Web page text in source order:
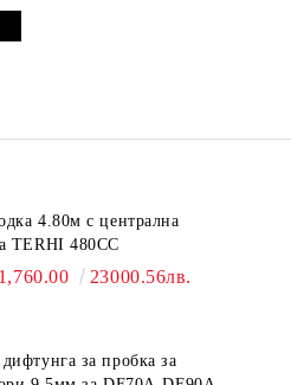
4.80м с централна
TERHI 480CC
23000.56лв.
за пробка за